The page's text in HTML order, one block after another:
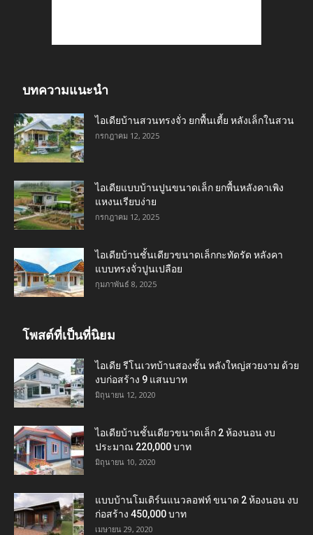
บทความแนะนำ
ไอเดียบ้านสวนทรงจั่ว ยกพื้นเตี้ย หลังเล็กในสวน
กรกฎาคม 12, 2025
ไอเดียแบบบ้านปูนขนาดเล็ก ยกพื้นหลังคาเพิง
แหงนเรียบง่าย
กรกฎาคม 12, 2025
ไอเดียบ้านชั้นเดียวขนาดเล็กกะทัดรัด หลังคา
แบบทรงจั่วปูนเปลือย
กุมภาพันธ์ 8, 2025
โพสต์ที่เป็นที่นิยม
ไอเดีย รีโนเวทบ้านสองชั้น หลังใหญ่สวยงาม ด้วย
งบก่อสร้าง 9 แสนบาท
มิถุนายน 12, 2020
ไอเดียบ้านชั้นเดียวขนาดเล็ก 2 ห้องนอน งบ
ประมาณ 220,000 บาท
มิถุนายน 10, 2020
แบบบ้านโมเดิร์นแนวลอฟท์ ขนาด 2 ห้องนอน งบ
ก่อสร้าง 450,000 บาท
เมษายน 29, 2020